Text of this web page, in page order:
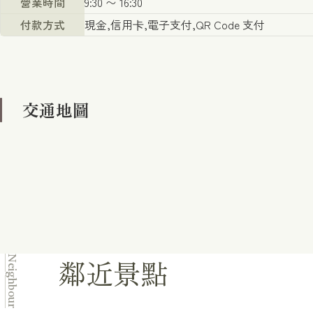
付款方式
現金,信用卡,電子支付,QR Code 支付
交通地圖
鄰近景點
Neighbour